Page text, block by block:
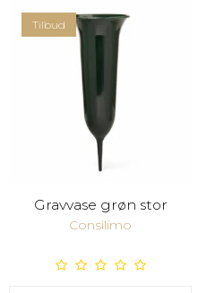
Tilbud
Gravvase grøn stor
Consilimo